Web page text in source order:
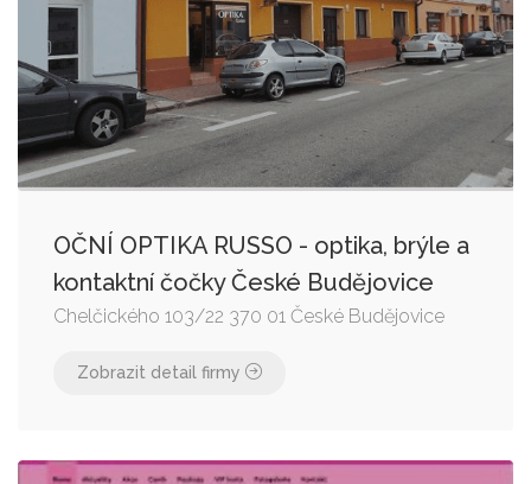
OČNÍ OPTIKA RUSSO - optika, brýle a
kontaktní čočky České Budějovice
Chelčického 103/22 370 01 České Budějovice
Zobrazit detail firmy